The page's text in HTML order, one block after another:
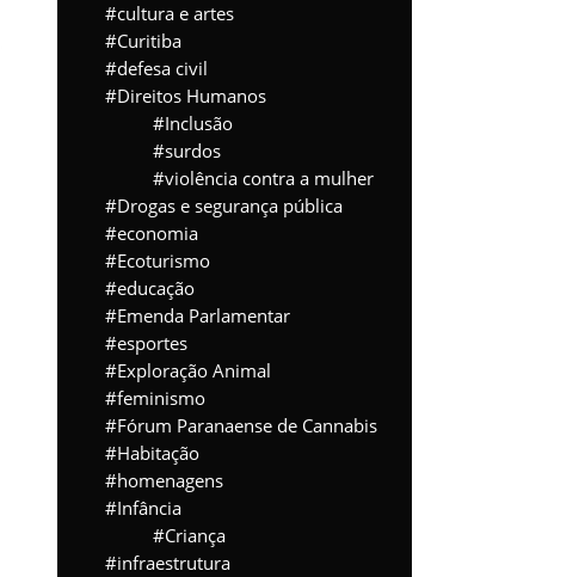
cultura e artes
Curitiba
defesa civil
Direitos Humanos
Inclusão
surdos
violência contra a mulher
Drogas e segurança pública
economia
Ecoturismo
educação
Emenda Parlamentar
esportes
Exploração Animal
feminismo
Fórum Paranaense de Cannabis
Habitação
homenagens
Infância
Criança
infraestrutura